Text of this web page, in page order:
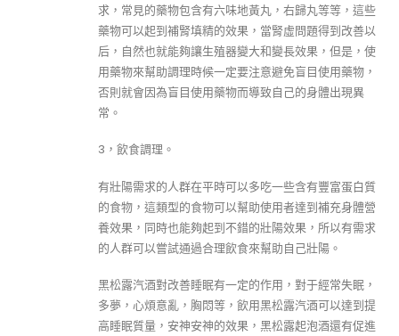
求，常見的藥物包含有六味地黃丸，右歸丸等等，這些
藥物可以起到補腎填精的效果，當腎虛問題得到改善以
后，自然也就能夠讓生殖器變大和變長效果，但是，使
用藥物來幫助調理時候一定要注意避免盲目使用藥物，
否則就會因為盲目使用藥物而導致自己的身體出現異
常。
3，飲食調理。
有壯陽需求的人群在平時可以多吃一些含有豐富蛋白質
的食物，這類型的食物可以幫助使用者達到補充身體營
養效果，同時也能夠起到不錯的壯陽效果，所以有需求
的人群可以嘗試通過合理飲食來幫助自己壯陽。
黑松露汽酒對改善睡眠有一定的作用，對于經常失眠，
多夢，心煩意亂，胸悶等，飲用黑松露汽酒可以達到提
高睡眠質量，安神安神的效果，黑松露起泡酒還有促進